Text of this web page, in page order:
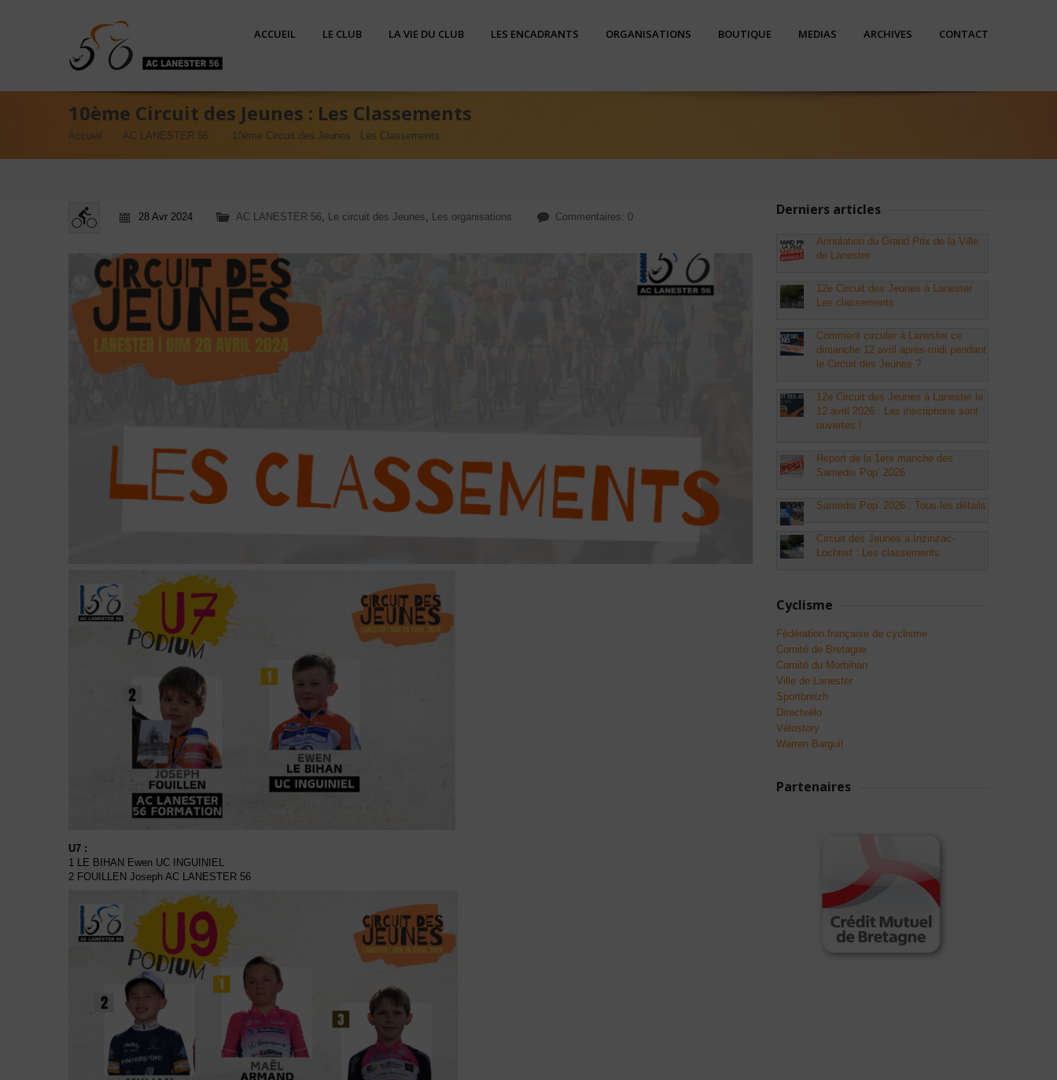
ACCUEIL LE CLUB LA VIE DU CLUB LES ENCADRANTS ORGANISATIONS BOUTIQUE MEDIAS ARCHIVES CONTACT
10ème Circuit des Jeunes : Les Classements
Accueil AC LANESTER 56 10ème Circuit des Jeunes : Les Classements
28 Avr 2024 AC LANESTER 56, Le circuit des Jeunes, Les organisations Commentaires: 0
U7 :
1 LE BIHAN Ewen UC INGUINIEL
2 FOUILLEN Joseph AC LANESTER 56
Derniers articles
Annulation du Grand Prix de la Ville
de Lanester
12e Circuit des Jeunes à Lanester :
Les classements
Comment circuler à Lanester ce
dimanche 12 avril après-midi pendant
le Circuit des Jeunes ?
12e Circuit des Jeunes à Lanester le
12 avril 2026 : Les inscriptions sont
ouvertes !
Report de la 1ère manche des
Samedis Pop’ 2026
Samedis Pop’ 2026 : Tous les détails
Circuit des Jeunes à Inzinzac-
Lochrist : Les classements
Cyclisme
Fédération française de cyclisme
Comité de Bretagne
Comité du Morbihan
Ville de Lanester
Sportbreizh
Directvélo
Vélostory
Warren Barguil
Partenaires